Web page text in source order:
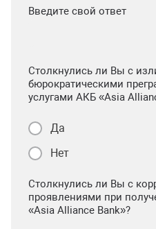
Введите свой ответ
Столкнулись ли Вы с
бюрократическими
услугами АКБ «Asia
Да
Нет
Столкнулись ли Вы с
проявлениями при
«Asia Alliance Bank»?